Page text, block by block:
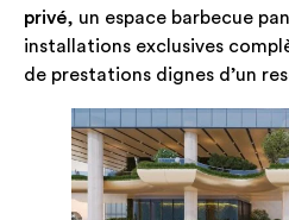
privé, un espace barbecue
installations exclusives
de prestations dignes d’un